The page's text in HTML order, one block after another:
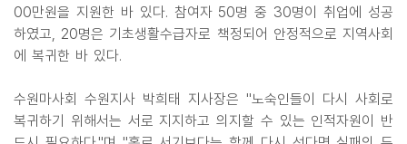
00만원을 지원한 바 있다. 참여자 50명 중 30명이 취업에 성공
하였고, 20명은 기초생활수급자로 책정되어 안정적으로 지역사회
에 복귀한 바 있다.
수원마사회 수원지사 박희태 지사장은 "노숙인들이 다시 사회로
복귀하기 위해서는 서로 지지하고 의지할 수 있는 인적자원이 반